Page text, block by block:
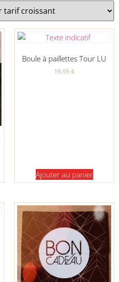
Boule à paillettes Tour LU
19,95€
Ajouter au panier